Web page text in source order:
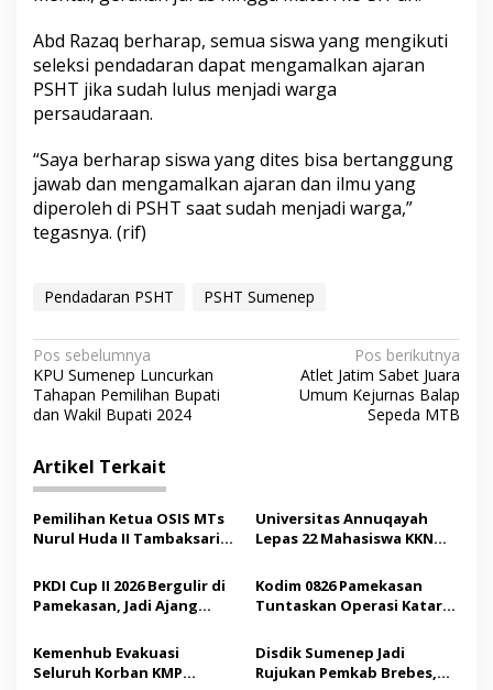
Abd Razaq berharap, semua siswa yang mengikuti
seleksi pendadaran dapat mengamalkan ajaran
PSHT jika sudah lulus menjadi warga
persaudaraan.
“Saya berharap siswa yang dites bisa bertanggung
jawab dan mengamalkan ajaran dan ilmu yang
diperoleh di PSHT saat sudah menjadi warga,”
tegasnya. (rif)
Pendadaran PSHT PSHT Sumenep
N
a
v
i
g
a
s
i
p
o
s
Pos sebelumnya
KPU Sumenep Luncurkan
Tahapan Pemilihan Bupati
dan Wakil Bupati 2024
Pos berikutnya
Atlet Jatim Sabet Juara
Umum Kejurnas Balap
Sepeda MTB
Artikel Terkait
Pemilihan Ketua OSIS MTs
Nurul Huda II Tambaksari
Demokrasi bagi Siswa
Universitas Annuqayah
Lepas 22 Mahasiswa KKN
Saudi
PKDI Cup II 2026 Bergulir di
Pamekasan, Jadi Ajang
Madura
Kodim 0826 Pamekasan
Tuntaskan Operasi Katarak
Tindakan Medis
Kemenhub Evakuasi
Seluruh Korban KMP
Disdik Sumenep Jadi
Rujukan Pemkab Brebes,